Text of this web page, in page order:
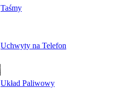
Taśmy
Uchwyty na Telefon
Układ Paliwowy